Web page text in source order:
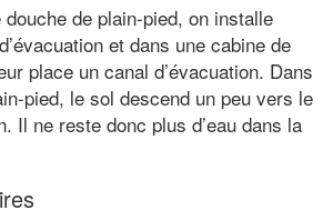
douche de plain-pied, on installe
et dans une cabine de
place un canal d’évacuation. Dans
pied, le sol descend un peu vers le
Il ne reste donc plus d’eau dans la